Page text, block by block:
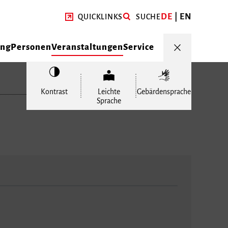
QUICKLINKS SUCHEDE EN
PersonenVeranstaltungenService
Kontrast
Leichte
Sprache
Gebärdensprache